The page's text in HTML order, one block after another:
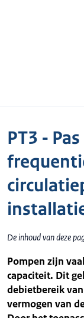
PT3 -
De inhoud van deze
Pompen zijn
capaciteit. Dit
debietbereik
vermogen van